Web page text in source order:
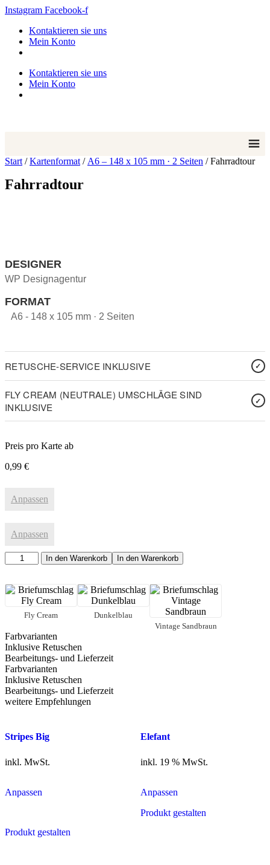
Zum
springen
Instagram Facebook-f
Kontaktieren sie uns
Mein Konto
Kontaktieren sie uns
Mein Konto
Start /Kartenformat / A6 – 148 x 105 mm · 2 Seiten / Fahrradtour
Fahrradtour
DESIGNER
WP Designagentur
FORMAT
A6 - 148 x 105 mm · 2 Seiten
RETUSCHE-SERVICE INKLUSIVE
FLY CREAM (NEUTRALE) UMSCHLÄGE SIND
INKLUSIVE
Preis pro Karte ab
0,99 €
Anpassen
Anpassen
Fahrradtour
Menge
In den Warenkorb In den Warenkorb
Fly Cream
Dunkelblau
Vintage Sandbraun
Farbvarianten
Inklusive Retuschen
Bearbeitungs- und Lieferzeit
Farbvarianten
Inklusive Retuschen
Bearbeitungs- und Lieferzeit
weitere Empfehlungen
Stripes Big
inkl. MwSt.
AnpassenProdukt
auf.
Produkt gestalten
Elefant
inkl. 19 % MwSt.
Anpassen
Produkt gestalten